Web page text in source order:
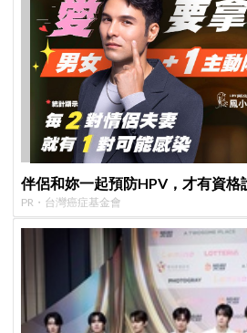
伴侶和妳一起預防HPV，才有資格
PR・台灣癌症基金會